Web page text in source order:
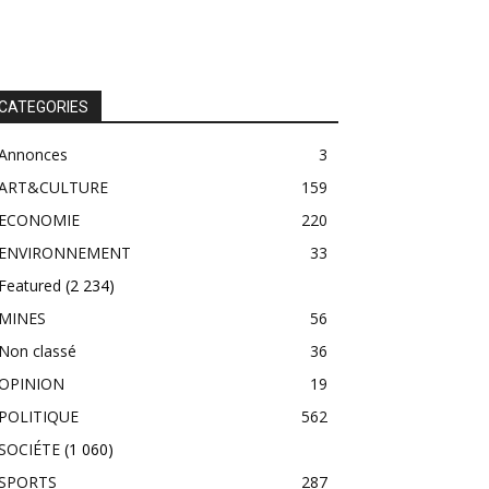
3
159
220
33
(2 234)
56
classé
36
19
562
(1 060)
287